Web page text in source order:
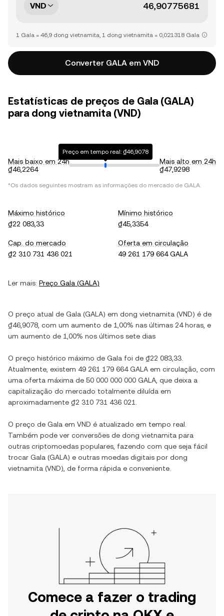
VND
1 Gala = 46,9 dong vietnamita, 1 dong vietnamita = 0,021318 Gala
Converter GALA em VND
Estatísticas de preços de Gala (GALA)
para dong vietnamita (VND)
Mais baixo em 24h
₫46,2264
Preço em tempo real: ₫46,9078
Mais alto em 24h
₫47,9298
*Os dados seguintes mostram as informações do mercado de GALA.
Máximo histórico
₫22 083,33
Mínimo histórico
₫45,3354
Cap. do mercado
₫2 310 731 436 021
Oferta em circulação
49 261 179 664 GALA
Ler mais: Preço Gala (GALA)
O preço atual de Gala (GALA) em dong vietnamita (VND) é de
₫46,9078 , com um aumento de 1,00% nas últimas 24 horas, e
um aumento de 1,00% nos últimos sete dias
O preço histórico máximo de Gala foi de ₫22 083,33
Atualmente, existem 49 261 179 664 GALA em circulação, com
uma oferta máxima de 50 000 000 000 GALA , que deixa a
capitalização do mercado totalmente diluída em
aproximadamente ₫2 310 731 436 021
O preço de Gala em VND é atualizado em tempo real.
Também pode ver conversões de dong vietnamita para
outras criptomoedas populares, fazendo com que seja fácil
trocar Gala (GALA) e outras moedas digitais por dong
vietnamita (VND), de forma rápida e conveniente.
Comece a fazer o trading